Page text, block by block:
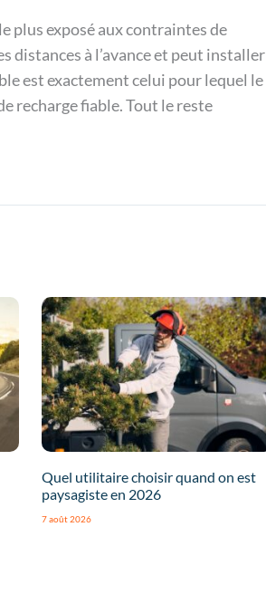
plus exposé aux contraintes de
distances à l’avance et peut installer
est exactement celui pour lequel le
recharge fiable. Tout le reste
Quel utilitaire choisir quand on est
paysagiste en 2026
7 août 2026